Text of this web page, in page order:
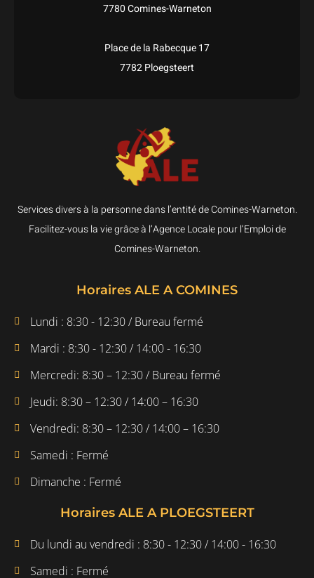
7780 Comines-Warneton
Place de la Rabecque 17
7782 Ploegsteert
Services divers à la personne dans l’entité de Comines-Warneton.
Facilitez-vous la vie grâce à l’Agence Locale pour l’Emploi de
Comines-Warneton.
Horaires ALE A COMINES
Lundi : 8:30 - 12:30 / Bureau fermé
Mardi : 8:30 - 12:30 / 14:00 - 16:30
Mercredi: 8:30 – 12:30 / Bureau fermé
Jeudi: 8:30 – 12:30 / 14:00 – 16:30
Vendredi: 8:30 – 12:30 / 14:00 – 16:30
Samedi : Fermé
Dimanche : Fermé
Horaires ALE A PLOEGSTEERT
Du lundi au vendredi : 8:30 - 12:30 / 14:00 - 16:30
Samedi : Fermé